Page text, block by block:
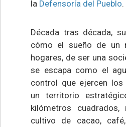
la Defensoría del Pueblo.
Década tras década,
cómo el sueño de un
hogares, de ser una
se escapa como el
control que ejercen los
un territorio
kilómetros
cultivo de cacao,